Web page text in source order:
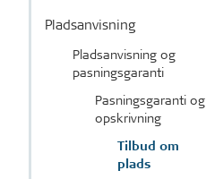
Pladsanvisning
Pladsanvisning og
pasningsgaranti
Pasningsgaranti og
opskrivning
Tilbud om
plads